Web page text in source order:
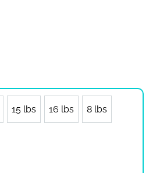
15 lbs 16 lbs 8 lbs